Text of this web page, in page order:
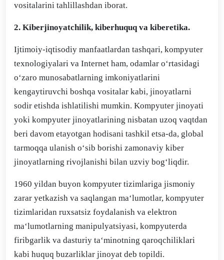
vositalarini tahlillashdan iborat.
2. Kiberjinoyatchilik, kiberhuquq va kiberetika.
Ijtimoiy-iqtisodiy manfaatlardan tashqari, kompyuter
texnologiyalari va Internet ham, odamlar o‘rtasidagi
o‘zaro munosabatlarning imkoniyatlarini
kengaytiruvchi boshqa vositalar kabi, jinoyatlarni
sodir etishda ishlatilishi mumkin. Kompyuter jinoyati
yoki kompyuter jinoyatlarining nisbatan uzoq vaqtdan
beri davom etayotgan hodisani tashkil etsa-da, global
tarmoqqa ulanish o‘sib borishi zamonaviy kiber
jinoyatlarning rivojlanishi bilan uzviy bog‘liqdir.
1960 yildan buyon kompyuter tizimlariga jismoniy
zarar yetkazish va saqlangan ma‘lumotlar, kompyuter
tizimlaridan ruxsatsiz foydalanish va elektron
ma‘lumotlarning manipulyatsiyasi, kompyuterda
firibgarlik va dasturiy ta‘minotning qaroqchiliklari
kabi huquq buzarliklar jinoyat deb topildi.